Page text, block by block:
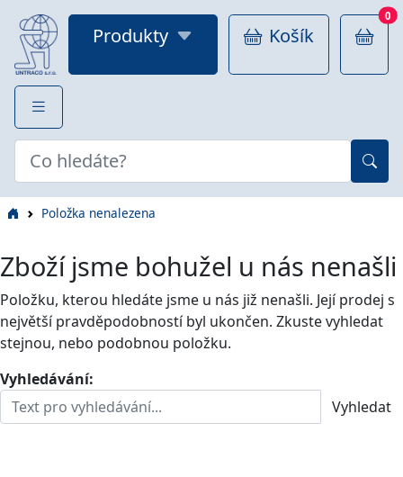
Produkty Košík
0
Položka nenalezena
Zboží jsme bohužel u nás nenašli
Položku, kterou hledáte jsme u nás již nenašli. Její prodej s
největší pravděpodobností byl ukončen. Zkuste vyhledat
stejnou, nebo podobnou položku.
Vyhledávání:
Vyhledat